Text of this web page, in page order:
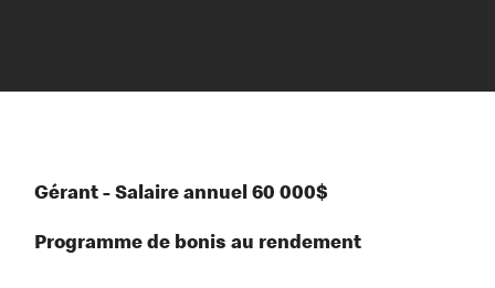
Gérant - Salaire annuel 60 000$
Programme de bonis au rendement